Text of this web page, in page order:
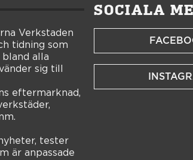
Verkstaden
tidning som
bland alla
sig till
eftermarknad,
tester
är anpassade
SOCIALA